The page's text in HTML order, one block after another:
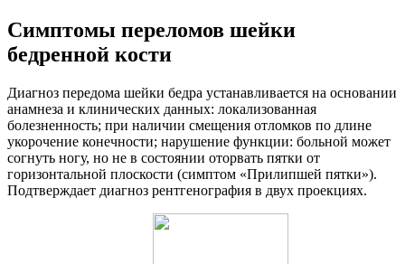
Симптомы переломов шейки
бедренной кости
Диагноз передома шейки бедра устанавливается на основании
анамнеза и клинических данных: локализованная
болезненность; при наличии смещения отломков по длине
укорочение конечности; нарушение функции: больной может
согнуть ногу, но не в состоянии оторвать пятки от
горизонтальной плоскости (симптом «Прилипшей пятки»).
Подтверждает диагноз рентгенография в двух проекциях.